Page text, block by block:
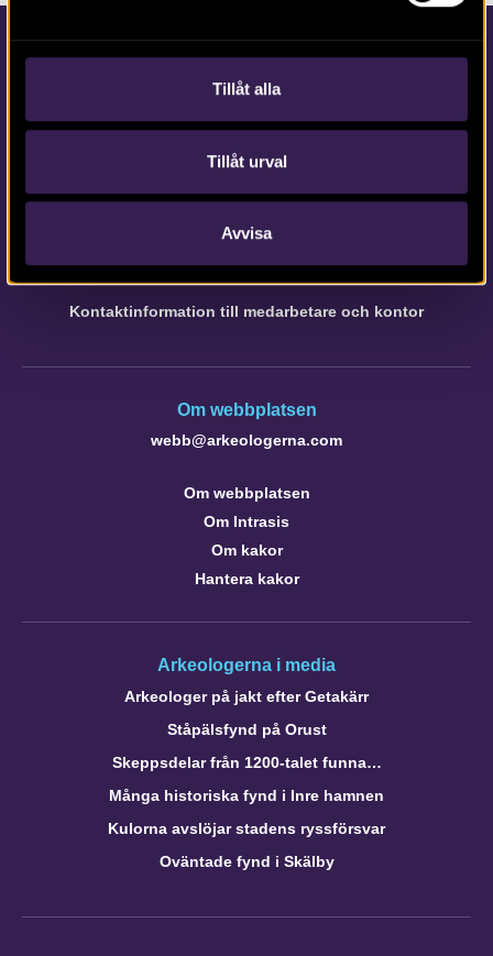
Tillåt alla
Tillåt urval
Avvisa
Kontakta Arkeologerna
Tfn vx: 010-480 80 00
Kontaktinformation till medarbetare och kontor
Om webbplatsen
webb@arkeologerna.com
Om webbplatsen
Om Intrasis
Om kakor
Hantera kakor
Arkeologerna i media
Arkeologer på jakt efter Getakärr
Ståpälsfynd på Orust
Skeppsdelar från 1200-talet funna…
Många historiska fynd i Inre hamnen
Kulorna avslöjar stadens ryssförsvar
Oväntade fynd i Skälby